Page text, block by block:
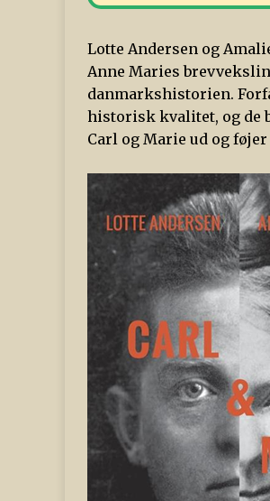
Lotte Andersen og
Anne Maries
danmarkshistorien.
historisk kvalitet, og de
Carl og Marie ud og